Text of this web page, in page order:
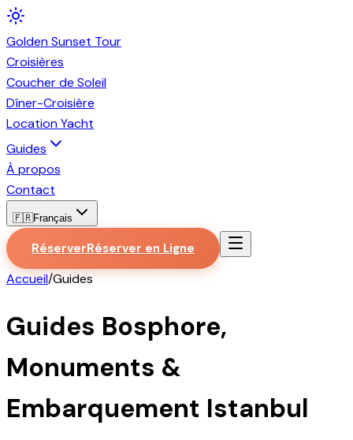
GoldenSunset Tour
Croisières
Coucher de Soleil
Dîner-Croisière
Location Yacht
Guides
À propos
Contact
🇫🇷Français
RéserverRéserver en Ligne
Accueil/Guides
Guides Bosphore,
Monuments &
Embarquement Istanbul